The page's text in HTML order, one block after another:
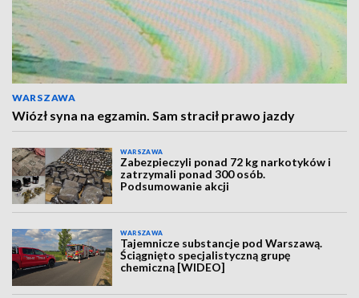
WARSZAWA
Wiózł syna na egzamin. Sam stracił prawo jazdy
WARSZAWA
Zabezpieczyli ponad 72 kg narkotyków i
zatrzymali ponad 300 osób.
Podsumowanie akcji
WARSZAWA
Tajemnicze substancje pod Warszawą.
Ściągnięto specjalistyczną grupę
chemiczną [WIDEO]